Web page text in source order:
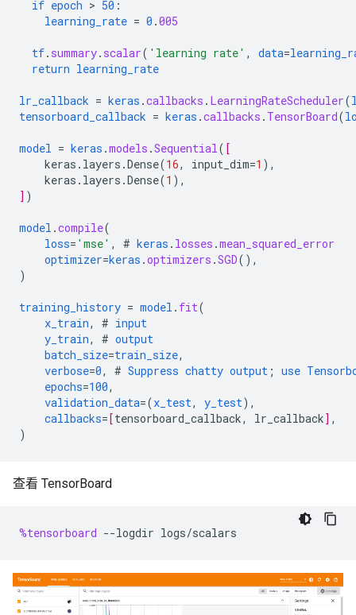
if epoch > 50 :
learning_rate = 0 .005
tf. summary. scalar( 'learning rate' , data=
return learning_rate
lr_callback = keras .callbacks . LearningRateScheduler(
tensorboard_callback = keras .callbacks . TensorBoard(
model = keras .models .Sequential( [
keras.layers.Dense(16, input_dim=1 ),
keras.layers.Dense(1 ),
] )
model .compile(
loss= 'mse' , # keras . losses .mean_squared_error
optimizer=keras .optimizers .SGD(),
)
training_history = model . fit(
x_train, # input
y_train, # output
batch_size=train_size,
verbose=0, # Suppress chatty output ; use
epochs=100,
validation_data=(x_test, y_test),
callbacks=[tensorboard_callback, lr_callback] ,
)
查看 TensorBoard
%tensorboard --logdir logs/scalars